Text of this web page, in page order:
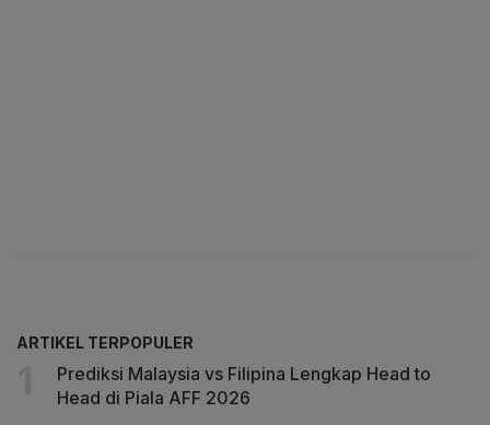
ARTIKEL TERPOPULER
Prediksi Malaysia vs Filipina Lengkap Head to
Head di Piala AFF 2026